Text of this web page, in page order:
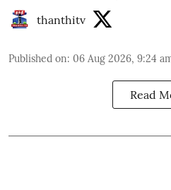
thanthitv
Published on: 06 Aug 2026, 9:24
Read